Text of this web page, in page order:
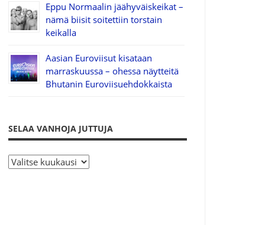
Eppu Normaalin jäähyväiskeikat –
nämä biisit soitettiin torstain
keikalla
Aasian Euroviisut kisataan
marraskuussa – ohessa näytteitä
Bhutanin Euroviisuehdokkaista
SELAA VANHOJA JUTTUJA
S